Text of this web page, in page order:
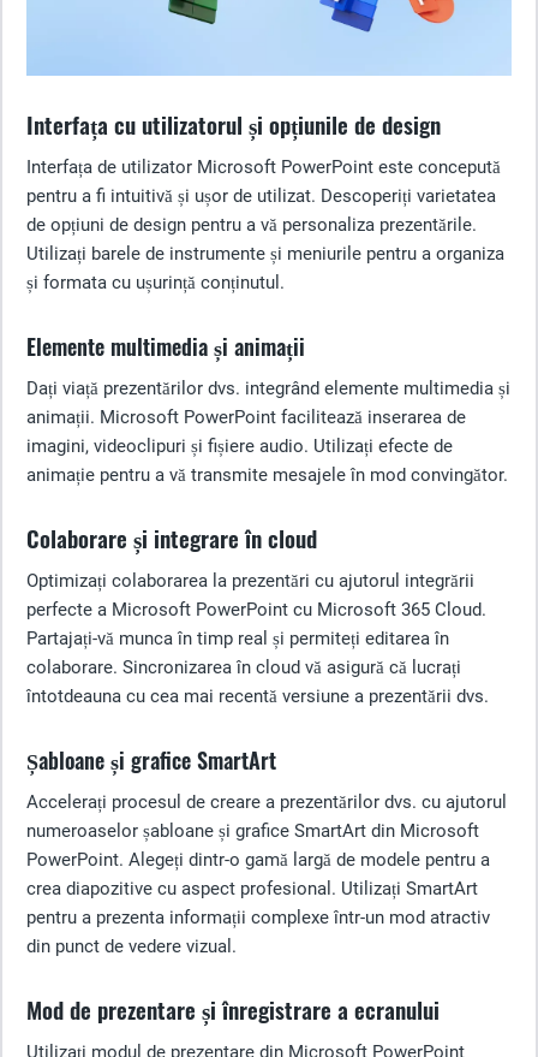
Interfața cu utilizatorul și opțiunile de design
Interfața de utilizator Microsoft PowerPoint este concepută
pentru a fi intuitivă și ușor de utilizat. Descoperiți varietatea
de opțiuni de design pentru a vă personaliza prezentările.
Utilizați barele de instrumente și meniurile pentru a organiza
și formata cu ușurință conținutul.
Elemente multimedia și animații
Dați viață prezentărilor dvs. integrând elemente multimedia și
animații. Microsoft PowerPoint facilitează inserarea de
imagini, videoclipuri și fișiere audio. Utilizați efecte de
animație pentru a vă transmite mesajele în mod convingător.
Colaborare și integrare în cloud
Optimizați colaborarea la prezentări cu ajutorul integrării
perfecte a Microsoft PowerPoint cu Microsoft 365 Cloud.
Partajați-vă munca în timp real și permiteți editarea în
colaborare. Sincronizarea în cloud vă asigură că lucrați
întotdeauna cu cea mai recentă versiune a prezentării dvs.
Șabloane și grafice SmartArt
Accelerați procesul de creare a prezentărilor dvs. cu ajutorul
numeroaselor șabloane și grafice SmartArt din Microsoft
PowerPoint. Alegeți dintr-o gamă largă de modele pentru a
crea diapozitive cu aspect profesional. Utilizați SmartArt
pentru a prezenta informații complexe într-un mod atractiv
din punct de vedere vizual.
Mod de prezentare și înregistrare a ecranului
Utilizați modul de prezentare din Microsoft PowerPoint